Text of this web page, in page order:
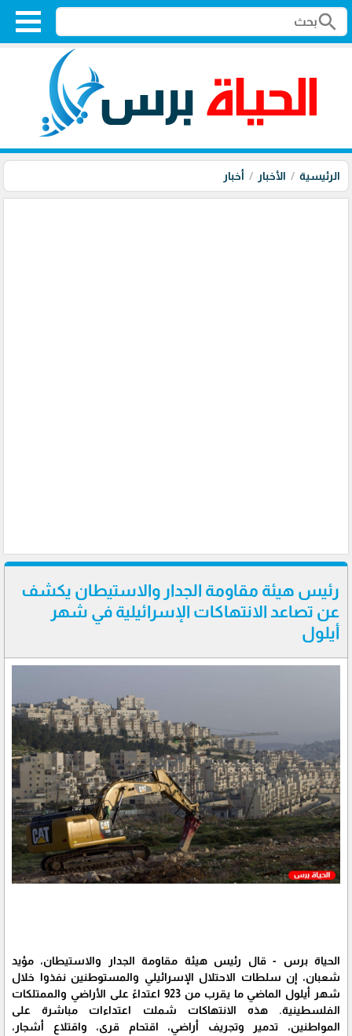
search
الرئيسية الأخبار أخبار
رئيس هيئة مقاومة الجدار والاستيطان يكشف
عن تصاعد الانتهاكات الإسرائيلية في شهر
أيلول
الحياة برس - قال رئيس هيئة مقاومة الجدار والاستيطان، مؤيد
شعبان، إن سلطات الاحتلال الإسرائيلي والمستوطنين نفذوا خلال
شهر أيلول الماضي ما يقرب من 923 اعتداءً على الأراضي والممتلكات
الفلسطينية. هذه الانتهاكات شملت اعتداءات مباشرة على
المواطنين، تدمير وتجريف أراضي، اقتحام قرى، واقتلاع أشجار،